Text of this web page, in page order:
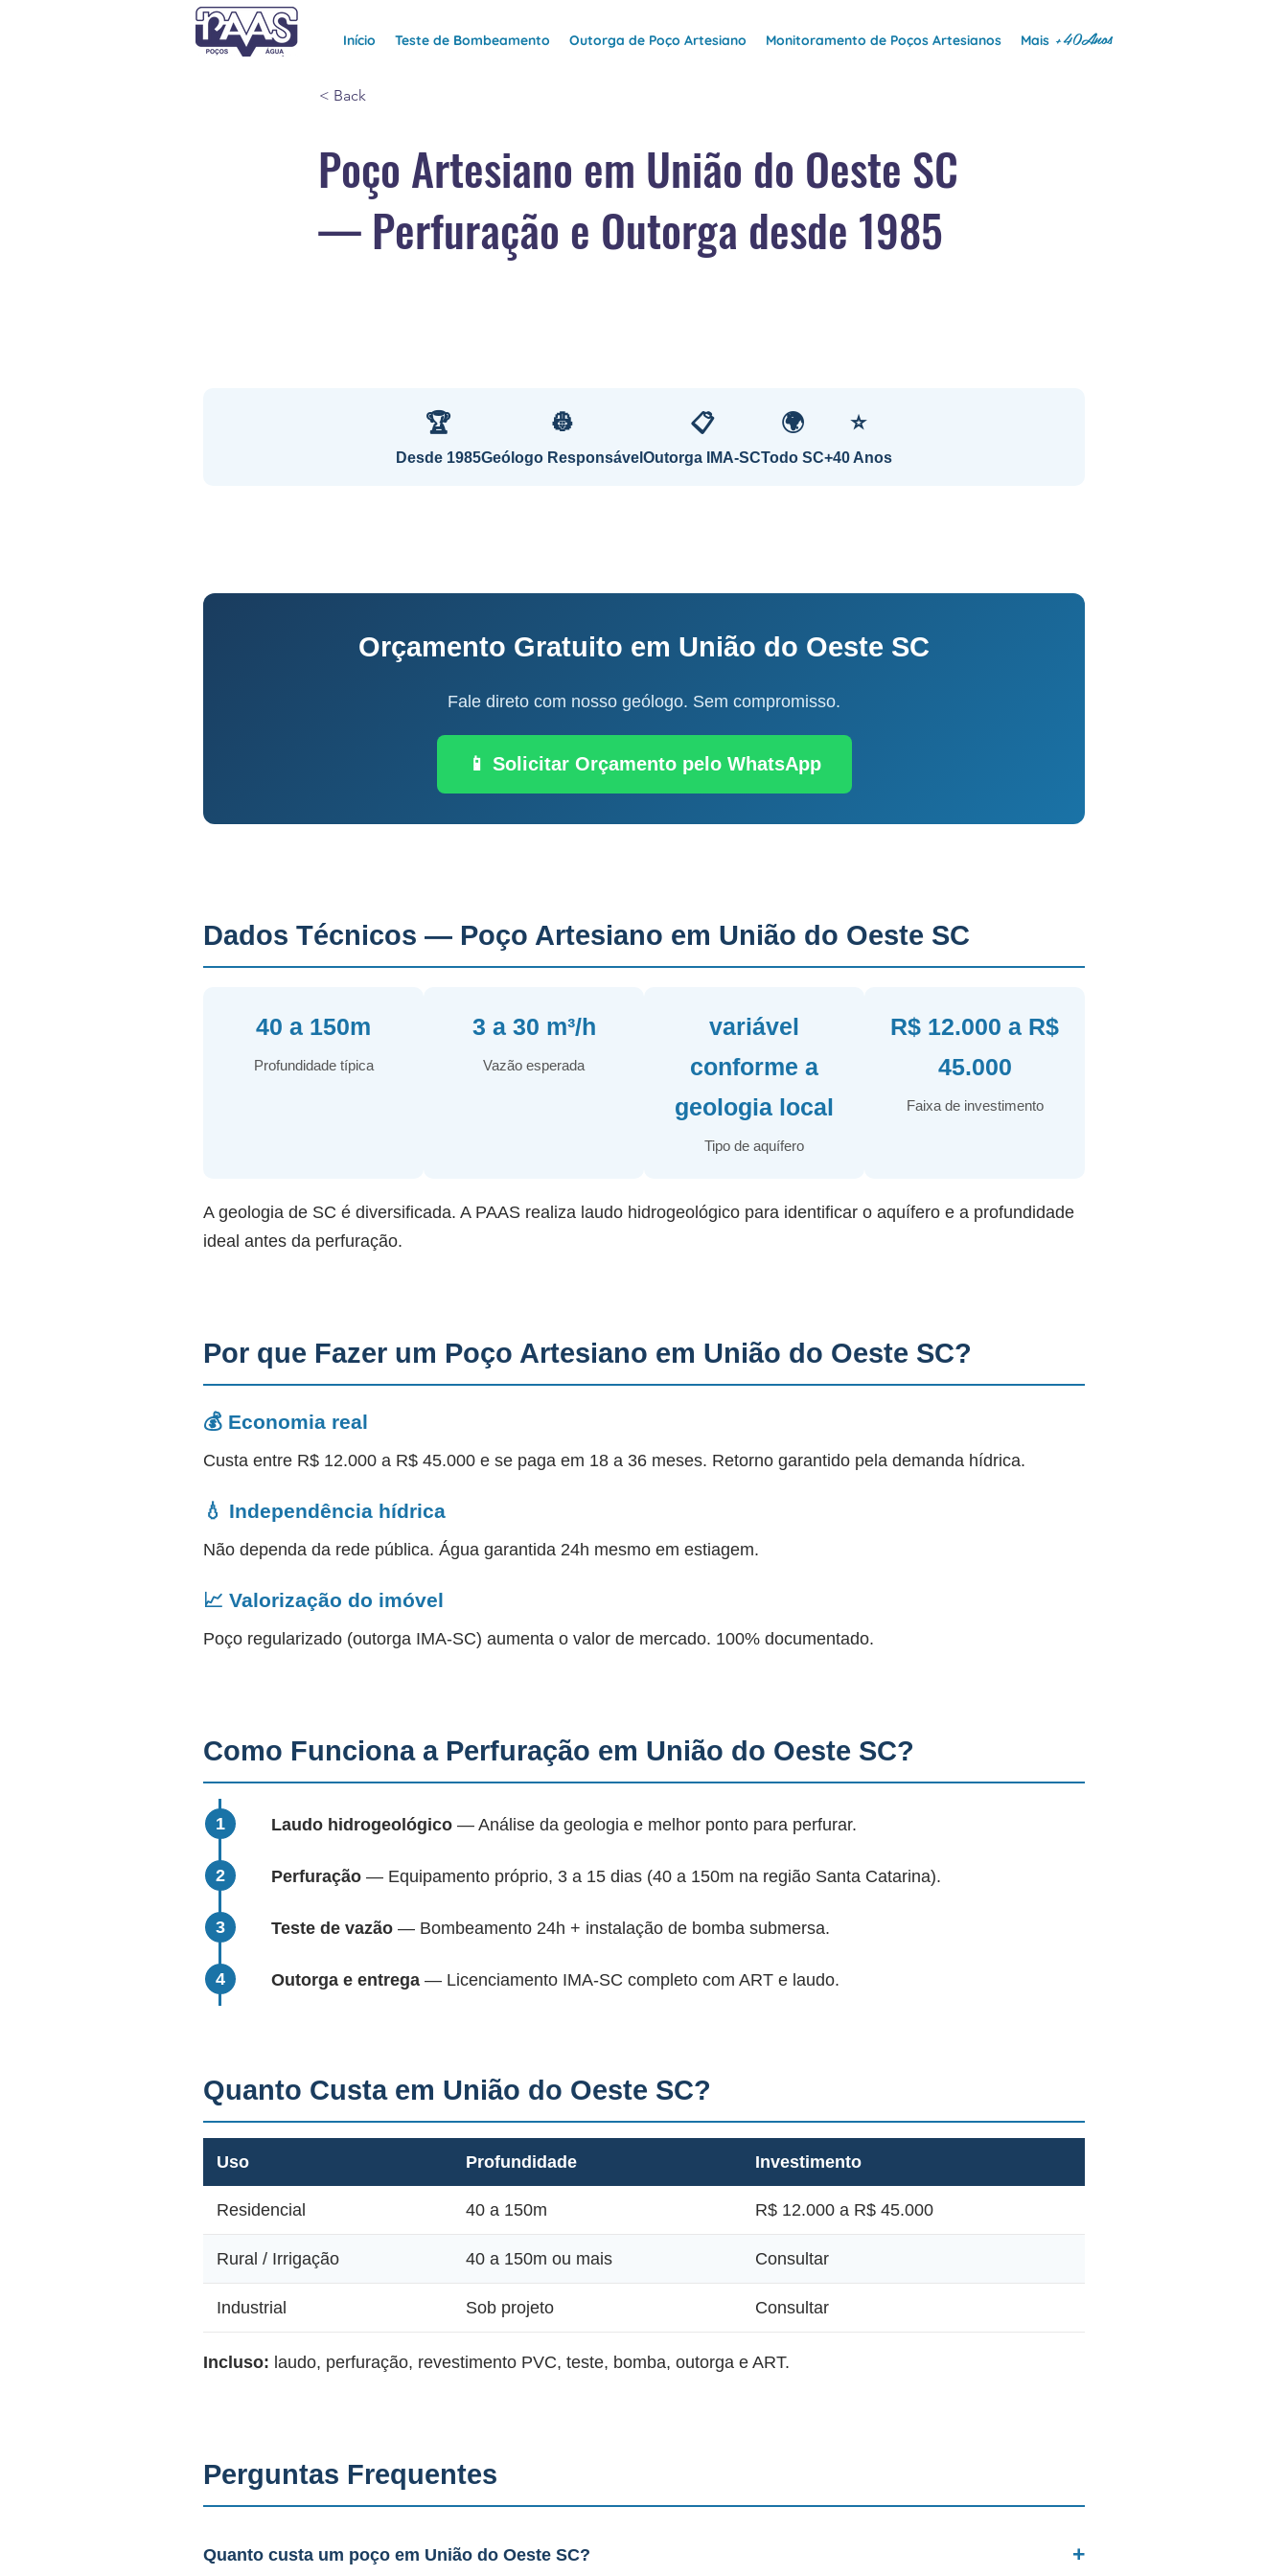
Início Teste de Bombeamento Outorga de Poço Artesiano Monitoramento de Poços Artesianos Mais +40Anos
< Back
Poço Artesiano em União do Oeste SC
— Perfuração e Outorga desde 1985
🏆
Desde 1985
👷
Geólogo Responsável
📋
Outorga IMA-SC
🌍
Todo SC
⭐
+40 Anos
Orçamento Gratuito em União do Oeste SC
Fale direto com nosso geólogo. Sem compromisso.
📱 Solicitar Orçamento pelo WhatsApp
Dados Técnicos — Poço Artesiano em União do Oeste SC
40 a 150m
Profundidade típica
3 a 30 m³/h
Vazão esperada
variável
conforme a
geologia local
Tipo de aquífero
R$ 12.000 a R$
45.000
Faixa de investimento
A geologia de SC é diversificada. A PAAS realiza laudo hidrogeológico para identificar o aquífero e a profundidade
ideal antes da perfuração.
Por que Fazer um Poço Artesiano em União do Oeste SC?
💰 Economia real
Custa entre R$ 12.000 a R$ 45.000 e se paga em 18 a 36 meses. Retorno garantido pela demanda hídrica.
💧 Independência hídrica
Não dependa da rede pública. Água garantida 24h mesmo em estiagem.
📈 Valorização do imóvel
Poço regularizado (outorga IMA-SC) aumenta o valor de mercado. 100% documentado.
Como Funciona a Perfuração em União do Oeste SC?
Laudo hidrogeológico — Análise da geologia e melhor ponto para perfurar.
Perfuração — Equipamento próprio, 3 a 15 dias (40 a 150m na região Santa Catarina).
Teste de vazão — Bombeamento 24h + instalação de bomba submersa.
Outorga e entrega — Licenciamento IMA-SC completo com ART e laudo.
Quanto Custa em União do Oeste SC?
Uso Profundidade Investimento
Residencial 40 a 150m R$ 12.000 a R$ 45.000
Rural / Irrigação 40 a 150m ou mais Consultar
Industrial Sob projeto Consultar
Incluso: laudo, perfuração, revestimento PVC, teste, bomba, outorga e ART.
Perguntas Frequentes
Quanto custa um poço em União do Oeste SC?